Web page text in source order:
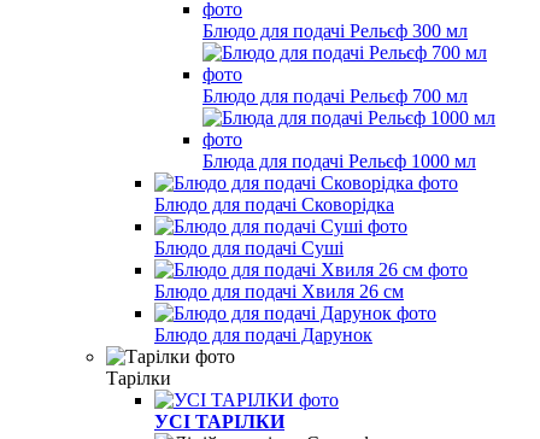
Блюдо для подачі Рельєф 300 мл
Блюдо для подачі Рельєф 700 мл
Блюда для подачі Рельєф 1000 мл
Блюдо для подачі Сковорідка
Блюдо для подачі Суші
Блюдо для подачі Хвиля 26 см
Блюдо для подачі Дарунок
Тарілки
УСІ ТАРІЛКИ